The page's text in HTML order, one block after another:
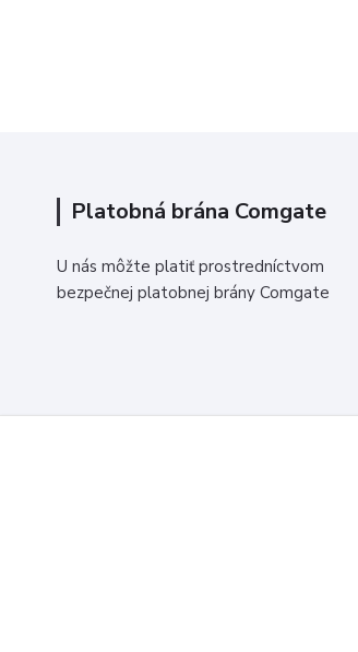
Platobná brána Comgate
U nás môžte platiť prostredníctvom
bezpečnej platobnej brány Comgate